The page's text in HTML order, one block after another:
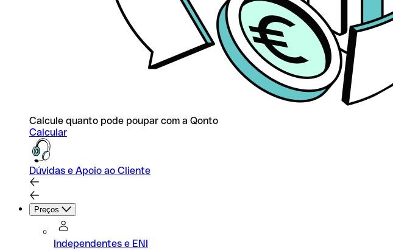
Calcule quanto pode poupar com a Qonto
Calcular
Dúvidas e Apoio ao Cliente
Preços
Independentes e ENI